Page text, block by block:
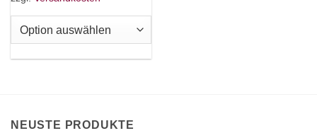
auf.
gewählt
NEUSTE PRODUKTE